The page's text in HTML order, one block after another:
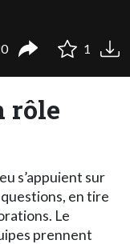
1
rôle
s’appuient sur
en tire
Le
prennent